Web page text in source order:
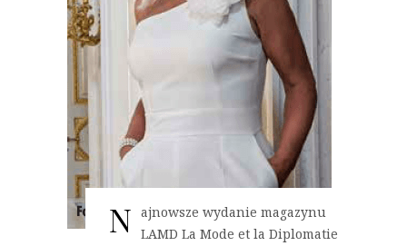
N ajnowsze wydanie magazynu
LAMD La Mode et la Diplomatie